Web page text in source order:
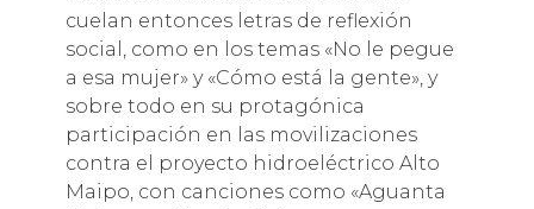
cuelan entonces letras de reflexión
social, como en los temas «No le pegue
a esa mujer» y «Cómo está la gente», y
sobre todo en su protagónica
participación en las movilizaciones
contra el proyecto hidroeléctrico Alto
Maipo, con canciones como «Aguanta